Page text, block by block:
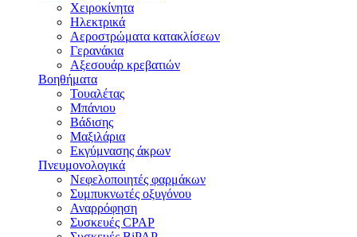
Χειροκίνητα
Ηλεκτρικά
Αεροστρώματα κατακλίσεων
Γερανάκια
Αξεσουάρ κρεβατιών
Βοηθήματα
Τουαλέτας
Μπάνιου
Βάδισης
Μαξιλάρια
Εκγύμνασης άκρων
Πνευμονολογικά
Νεφελοποιητές φαρμάκων
Συμπυκνωτές οξυγόνου
Αναρρόφηση
Συσκευές CPAP